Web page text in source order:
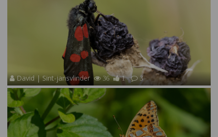
David | Sint-jansvlinder 36 1 3